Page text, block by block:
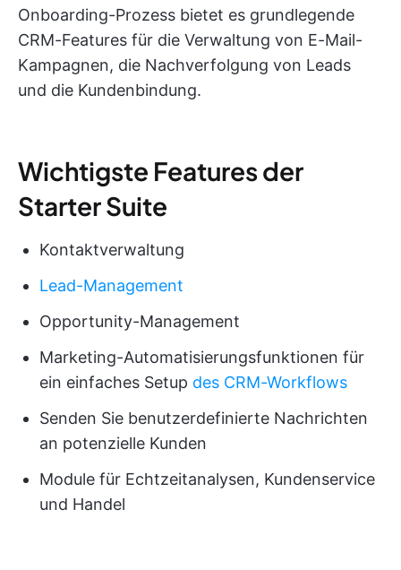
Onboarding-Prozess bietet es grundlegende
CRM-Features für die Verwaltung von E-Mail-
Kampagnen, die Nachverfolgung von Leads
und die Kundenbindung.
Wichtigste Features der
Starter Suite
Kontaktverwaltung
Lead-Management
Opportunity-Management
Marketing-Automatisierungsfunktionen für
ein einfaches Setup des CRM-Workflows
Senden Sie benutzerdefinierte Nachrichten
an potenzielle Kunden
Module für Echtzeitanalysen, Kundenservice
und Handel